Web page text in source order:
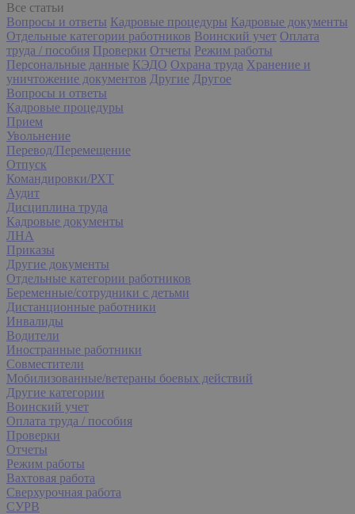
Все статьи
Вопросы и ответы Кадровые процедуры Кадровые документы
Отдельные категории работников Воинский учет Оплата
труда / пособия Проверки Отчеты Режим работы
Персональные данные КЭДО Охрана труда Хранение и
уничтожение документов Другие Другое
Вопросы и ответы
Кадровые процедуры
Прием
Увольнение
Перевод/Перемещение
Отпуск
Командировки/РХТ
Аудит
Дисциплина труда
Кадровые документы
ЛНА
Приказы
Другие документы
Отдельные категории работников
Беременные/сотрудники с детьми
Дистанционные работники
Инвалиды
Водители
Иностранные работники
Совместители
Мобилизованные/ветераны боевых действий
Другие категории
Воинский учет
Оплата труда / пособия
Проверки
Отчеты
Режим работы
Вахтовая работа
Сверхурочная работа
СУРВ